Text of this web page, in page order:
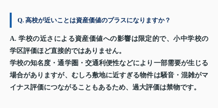
Q. 高校が近いことは資産価値のプラスになりますか？
A. 学校の近さによる資産価値への影響は限定的で、小中学校の
学区評価ほど直接的ではありません。
学校の知名度・通学圏・交通利便性などにより一部需要が生じる
場合がありますが、むしろ敷地に近すぎる物件は騒音・混雑がマ
イナス評価につながることもあるため、過大評価は禁物です。